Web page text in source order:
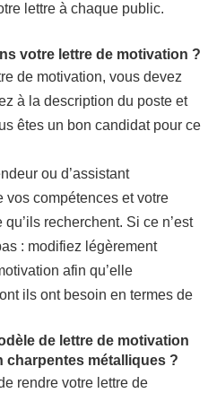
lettre à chaque public.
votre lettre de motivation ?
de motivation, vous devez
à la description du poste et
êtes un bon candidat pour ce
ou d’assistant
vos compétences et votre
recherchent. Si ce n’est
: modifiez légèrement
afin qu’elle
ils ont besoin en termes de
de lettre de motivation
charpentes métalliques ?
rendre votre lettre de